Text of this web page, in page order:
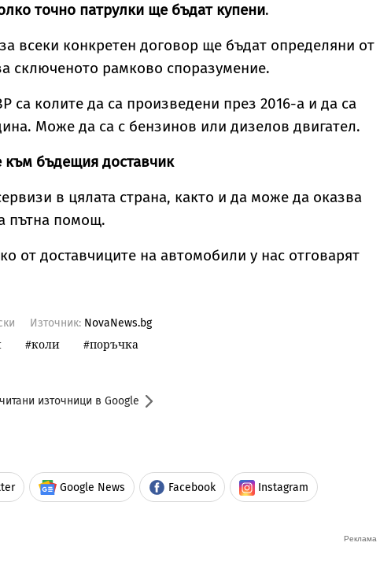
точно патрулки ще бъдат купени.
всеки конкретен договор ще бъдат определяни от
сключеното рамково споразумение.
са колите да са произведени през 2016-а и да са
Може да са с бензинов или дизелов двигател.
бъдещия доставчик
в цялата страна, както и да може да оказва
пътна помощ.
от доставчиците на автомобили у нас отговарят
Източник: NovaNews.bg
коли поръчка
източници в Google
Google News Facebook Instagram